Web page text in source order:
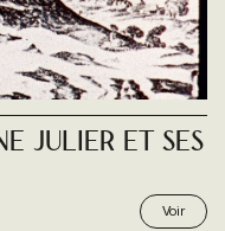
Julier et ses
Voir